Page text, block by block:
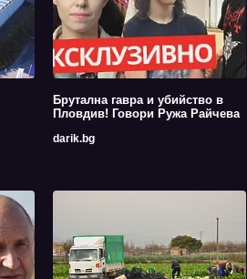
Брутална гавра и убийство в
Пловдив! Говори Ружа Райчева
darik.bg